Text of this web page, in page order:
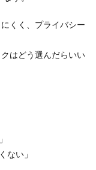
くく、プライバシー
クはどう選んだらいい
ない」